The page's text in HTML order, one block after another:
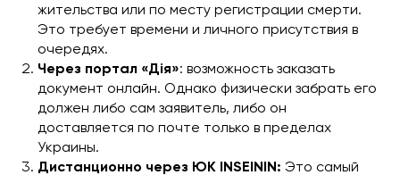
жительства или по месту регистрации смерти.
Это требует времени и личного присутствия в
очередях.
Через портал «Дія»: возможность заказать
документ онлайн. Однако физически забрать его
должен либо сам заявитель, либо он
доставляется по почте только в пределах
Украины.
Дистанционно через ЮК INSEININ: Это самый